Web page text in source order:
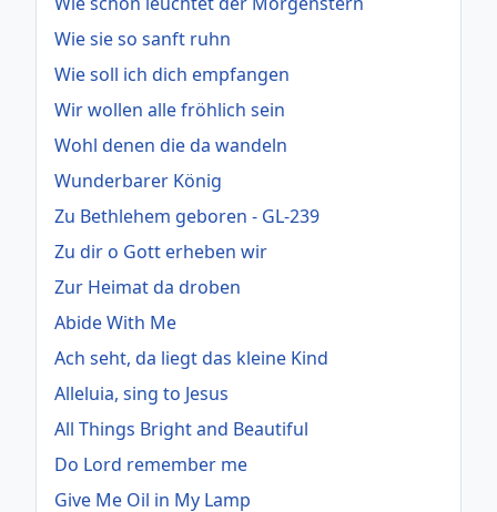
Wie sie so sanft ruhn
Wie soll ich dich empfangen
Wir wollen alle fröhlich sein
Wohl denen die da wandeln
Wunderbarer König
Zu Bethlehem geboren - GL-239
Zu dir o Gott erheben wir
Zur Heimat da droben
Abide With Me
Ach seht, da liegt das kleine Kind
Alleluia, sing to Jesus
All Things Bright and Beautiful
Do Lord remember me
Give Me Oil in My Lamp